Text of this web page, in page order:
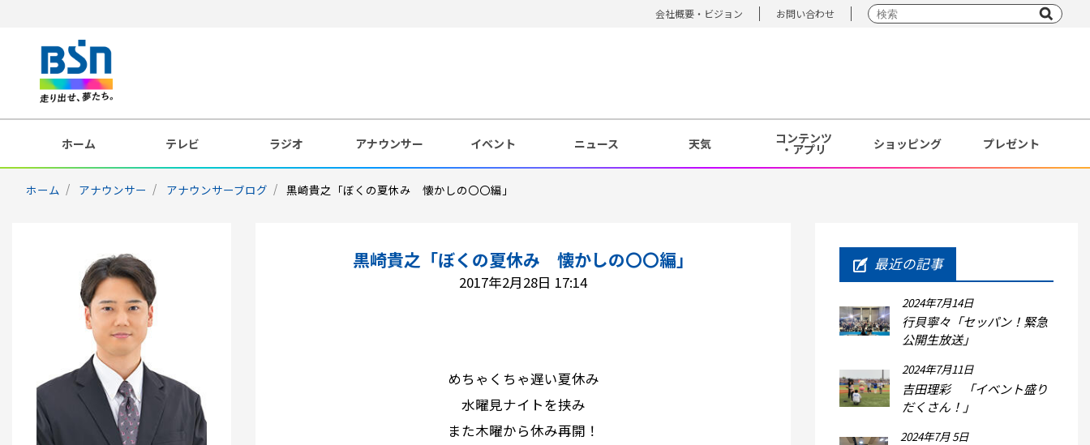
会社概要・ビジョン お問い合わせ
ホーム テレビ ラジオ アナウンサー イベント ニュース 天気 コンテンツ
・アプリ ショッピング プレゼント
ホーム アナウンサー アナウンサーブログ 黒崎貴之「ぼくの夏休み 懐かしの〇〇編」
黒崎貴之「ぼくの夏休み 懐かしの〇〇編」
2017年2月28日 17:14
めちゃくちゃ遅い夏休み
水曜見ナイトを挟み
また木曜から休み再開！
最近の記事
2024年7月14日
行貝寧々「セッパン！緊急
公開生放送」
2024年7月11日
吉田理彩 「イベント盛り
だくさん！」
2024年7月 5日